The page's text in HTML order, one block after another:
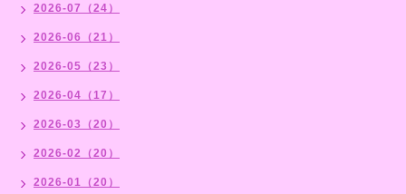
2026-07（24）
2026-06（21）
2026-05（23）
2026-04（17）
2026-03（20）
2026-02（20）
2026-01（20）